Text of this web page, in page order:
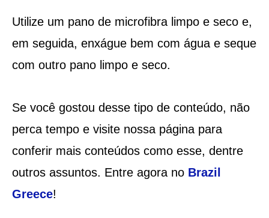
Utilize um pano de microfibra limpo e seco e,
em seguida, enxágue bem com água e seque
com outro pano limpo e seco.
Se você gostou desse tipo de conteúdo, não
perca tempo e visite nossa página para
conferir mais conteúdos como esse, dentre
outros assuntos. Entre agora no Brazil
Greece!